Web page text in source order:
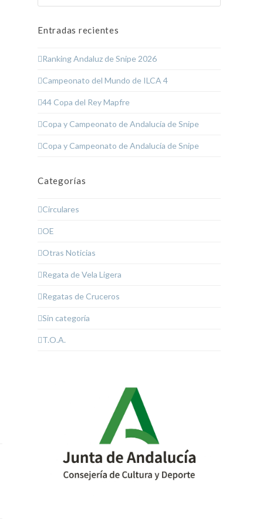
Entradas recientes
Ranking Andaluz de Snipe 2026
Campeonato del Mundo de ILCA 4
44 Copa del Rey Mapfre
Copa y Campeonato de Andalucía de Snipe
Copa y Campeonato de Andalucía de Snipe
Categorías
Circulares
OE
Otras Noticias
Regata de Vela Ligera
Regatas de Cruceros
Sin categoría
T.O.A.